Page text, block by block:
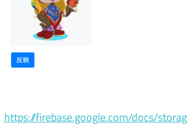
https://firebase.google.com/docs/